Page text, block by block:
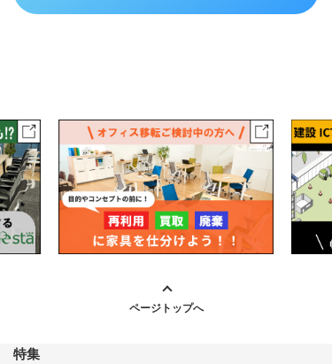
ページトップへ
特集